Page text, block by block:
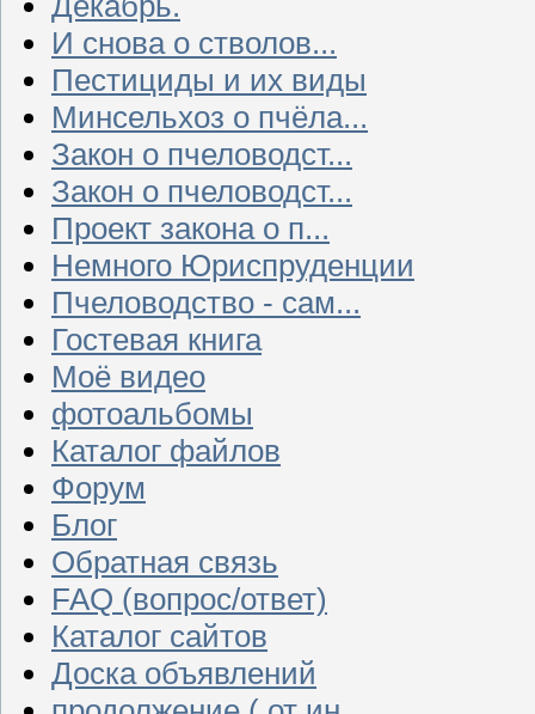
И снова о стволов...
Пестициды и их виды
Минсельхоз о пчёла...
Закон о пчеловодст...
Закон о пчеловодст...
Проект закона о п...
Немного Юриспруденции
Пчеловодство - сам...
Гостевая книга
Моё видео
фотоальбомы
Каталог файлов
Форум
Блог
Обратная связь
FAQ (вопрос/ответ)
Каталог сайтов
Доска объявлений